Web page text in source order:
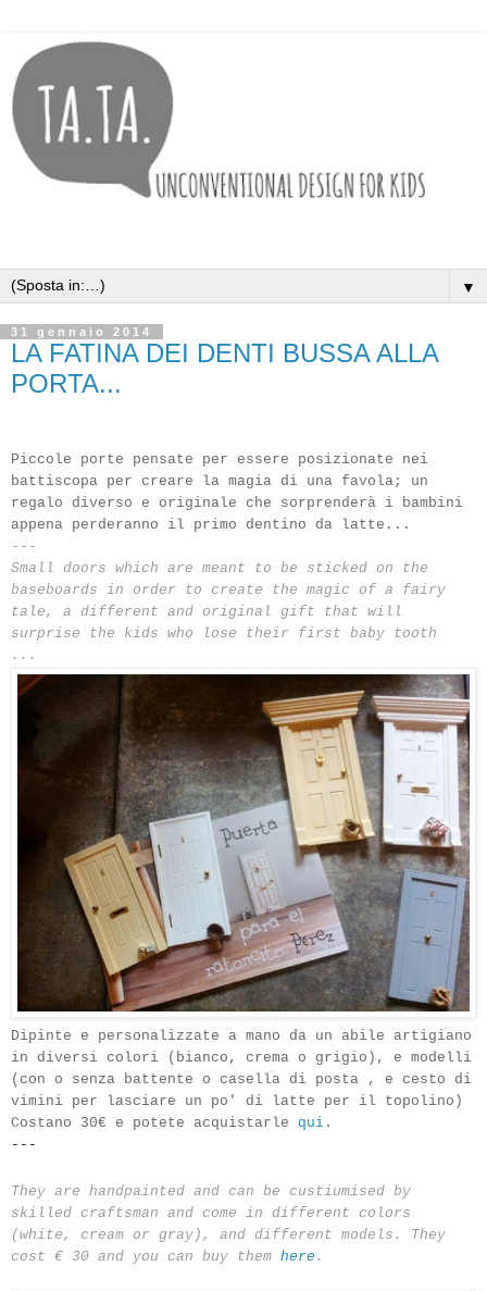
▼
31 gennaio 2014
LA FATINA DEI DENTI BUSSA ALLA
PORTA...
Piccole porte pensate per essere posizionate nei
battiscopa per creare la magia di una favola; un
regalo diverso e originale che sorprenderà i bambini
appena perderanno il primo dentino da latte...
---
Small doors which are meant to be sticked on the
baseboards in order to create the magic of a fairy
tale, a different and original gift that will
surprise the kids who lose their first baby tooth
...
Dipinte e personalizzate a mano da un abile artigiano
in diversi colori (bianco, crema o grigio), e modelli
(con o senza battente o casella di posta , e cesto di
vimini per lasciare un po' di latte per il topolino)
Costano 30€ e potete acquistarle qui .
---
They are handpainted and can be custiumised by
skilled craftsman and come in different colors
(white, cream or gray) , and different models . They
cost € 30 and you can buy them here .